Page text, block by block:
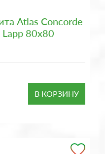
Atlas Concorde
Lapp 80x80
В КОРЗИНУ